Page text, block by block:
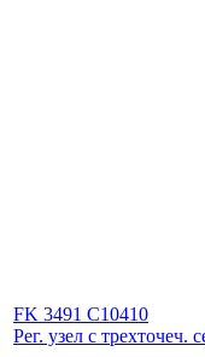
FK 3491 C10410
Рег. узел с